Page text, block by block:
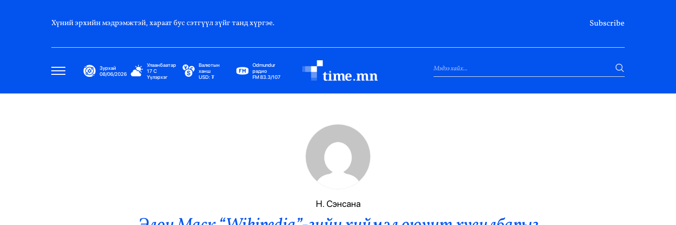
Хүний эрхийн мэдрэмжтэй, хараат бус сэтгүүл зүйг танд хүргэе. Subscribe
Зурхай
08/06/2026
Улаанбаатар
17C
Үүлэрхэг
Валютын
ханш
USD:₮
Odmundur
радио
FM 83.3/107
Гадаад Харилцаа
Элчин Сайд
Засгийн Газар
Н. Сэнсана